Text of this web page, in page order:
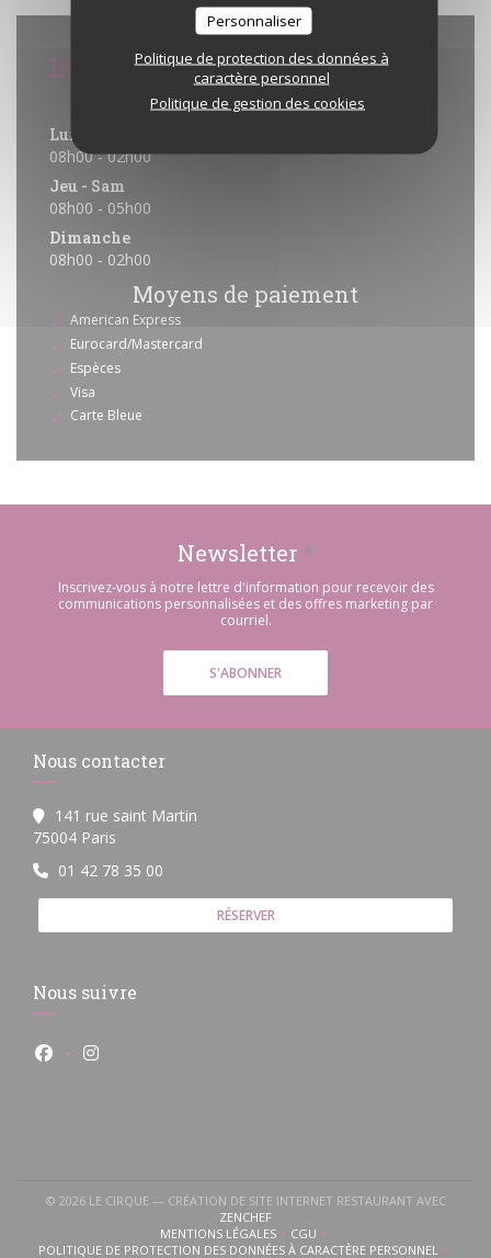
Personnaliser
Politique de protection des données à
caractère personnel
Politique de gestion des cookies
Infos pratiques
Horaires
Lun
08h00 - 02h00
Jeu - Sam
08h00 - 05h00
Dimanche
08h00 - 02h00
Moyens de paiement
American Express
Eurocard/Mastercard
Espèces
Visa
Carte Bleue
Newsletter *
Inscrivez-vous à notre lettre d'information pour recevoir des
communications personnalisées et des offres marketing par
courriel.
S'ABONNER
Nous contacter
141 rue saint Martin
75004 Paris
01 42 78 35 00
RÉSERVER
Nous suivre
Facebook ((ouvre une nouvelle fenêtre))
Instagram ((ouvre une nouvelle fenêtre))
© 2026 LE CIRQUE — CRÉATION DE SITE INTERNET RESTAURANT AVEC
ZENCHEF((OUVRE UNE NOUVELLE FENÊTRE))
MENTIONS LÉGALES((OUVRE UNE NOUVELLE FENÊTRE))
CGU((OUVRE UNE NOUVELLE
POLITIQUE DE PROTECTION DES DONNÉES À CARACTÈRE PERSONNEL